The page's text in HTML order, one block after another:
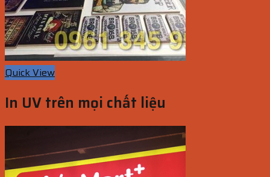
Quick View
In UV trên mọi chất liệu